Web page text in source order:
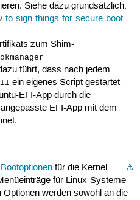
Siehe dazu grundsätzlich:
to-sign-things-for-secure-boot
zum Shim-
führt, dass nach jedem
ein eigenes Script gestartet
EFI-App durch die
EFI-App mit dem
⚓︎
Bootoptionenfür die Kernel-
für Linux-Systeme
werden sowohl an die